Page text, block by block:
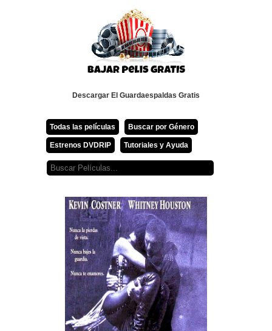
Descargar El Guardaespaldas Gratis
Todas las películas Buscar por Género
Estrenos DVDRIP Tutoriales y Ayuda